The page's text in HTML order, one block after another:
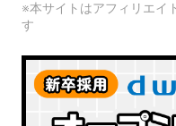
※本サイトはアフィリエイ
す